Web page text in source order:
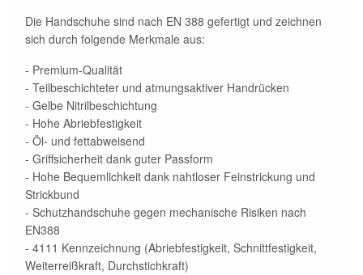
Die Handschuhe sind nach EN 388 gefertigt und zeichnen
sich durch folgende Merkmale aus:
- Premium-Qualität
- Teilbeschichteter und atmungsaktiver Handrücken
- Gelbe Nitrilbeschichtung
- Hohe Abriebfestigkeit
- Öl- und fettabweisend
- Griffsicherheit dank guter Passform
- Hohe Bequemlichkeit dank nahtloser Feinstrickung und
Strickbund
- Schutzhandschuhe gegen mechanische Risiken nach
EN388
- 4111 Kennzeichnung (Abriebfestigkeit, Schnittfestigkeit,
Weiterreißkraft, Durchstichkraft)